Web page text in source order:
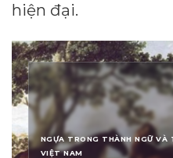
hiện đại.
NGỰA TRONG THÀNH NGỮ VÀ
VIỆT NAM